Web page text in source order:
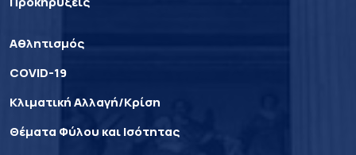
Αθλητισμός
COVID-19
Κλιματική Αλλαγή/Κρίση
Θέματα Φύλου και Ισότητας